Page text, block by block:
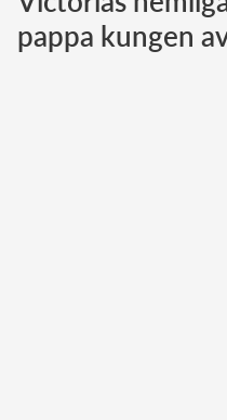
Norska
pappa kungen